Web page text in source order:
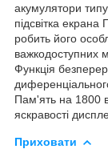
акумулятори
підсвітка
робить його
важкодоступних
Функція
Пам'ять на 1800
яскравості
Приховати